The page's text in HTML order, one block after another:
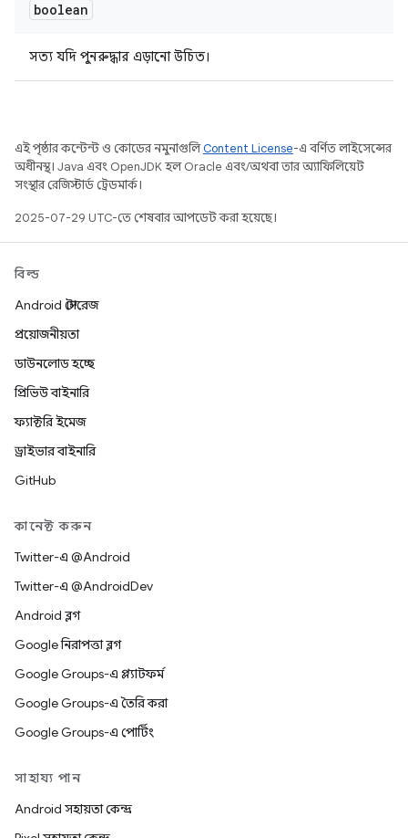
boolean
সত্য যদি পুনরুদ্ধার এড়ানো উচিত।
এই পৃষ্ঠার কন্টেন্ট ও কোডের নমুনাগুলিContent License-এ বর্ণিত লাইসেন্সের
অধীনস্থ। Java এবং OpenJDK হল Oracle এবং/অথবা তার অ্যাফিলিয়েট
সংস্থার রেজিস্টার্ড ট্রেডমার্ক।
2025-07-29 UTC-তে শেষবার আপডেট করা হয়েছে।
বিল্ড
Android স্টোরেজ
প্রয়োজনীয়তা
ডাউনলোড হচ্ছে
প্রিভিউ বাইনারি
ফ্যাক্টরি ইমেজ
ড্রাইভার বাইনারি
GitHub
কানেক্ট করুন
Twitter-এ @Android
Twitter-এ @AndroidDev
Android ব্লগ
Google নিরাপত্তা ব্লগ
Google Groups-এ প্ল্যাটফর্ম
Google Groups-এ তৈরি করা
Google Groups-এ পোর্টিং
সাহায্য পান
Android সহায়তা কেন্দ্র